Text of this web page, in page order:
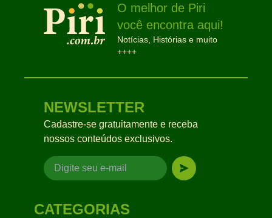
O melhor de Piri
você encontra aqui!
Notícias, Histórias e muito
++++
NEWSLETTER
Cadastre-se gratuitamente e receba
nossos conteúdos exclusivos.
CATEGORIAS